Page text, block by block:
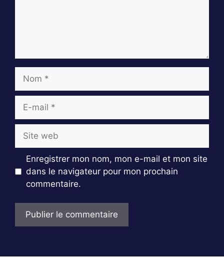
mail
web
Enregistrer mon nom, mon e-mail et mon site
dans le navigateur pour mon prochain
commentaire.